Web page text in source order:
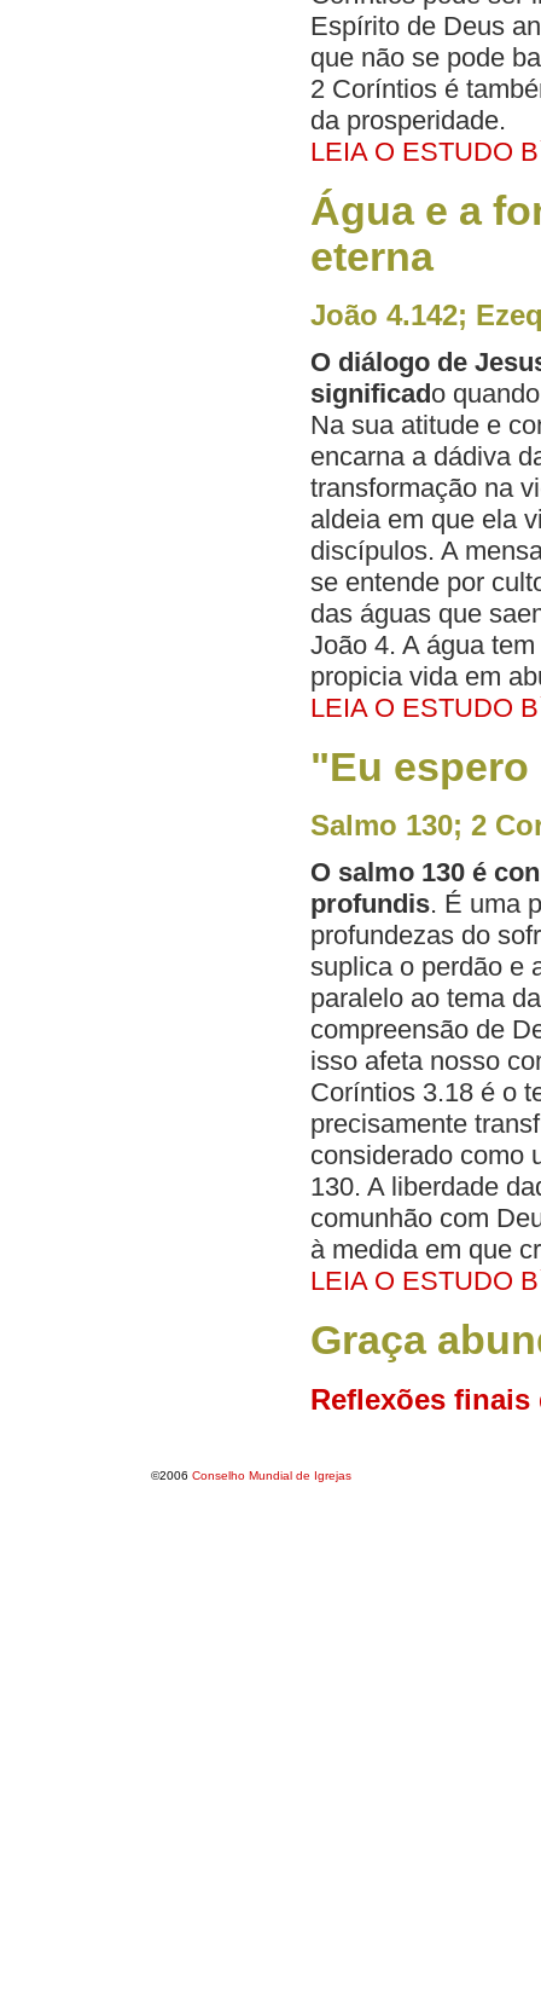
Espírito de Deus
que não se pode
2 Coríntios é
da prosperidade.
LEIA O ESTUDO
Água e a
eterna
João 4.142;
O diálogo de
significado
Na sua atitude e
encarna a dádiva
transformação na
aldeia em que ela
discípulos. A
se entende por
das águas que
João 4. A água
propicia vida em
LEIA O ESTUDO
"Eu
Salmo 130; 2
O salmo 130 é
profundis. É uma
profundezas do
suplica o perdão e
paralelo ao tema
compreensão de
isso afeta nosso
Coríntios 3.18 é o
precisamente
considerado como
130. A liberdade
comunhão com
à medida em que
LEIA O ESTUDO
Graça
Reflexões finais
©2006 Conselho Mundial de Igrejas